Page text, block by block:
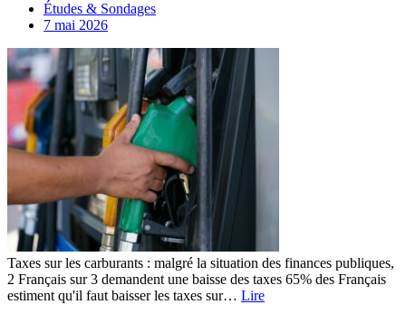
Études & Sondages
7 mai 2026
Taxes sur les carburants : malgré la situation des finances publiques,
2 Français sur 3 demandent une baisse des taxes 65% des Français
estiment qu'il faut baisser les taxes sur… Lire